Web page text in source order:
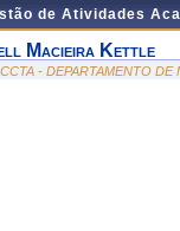
de Atividades
Macieira Kettle
- DEPARTAMENTO DE